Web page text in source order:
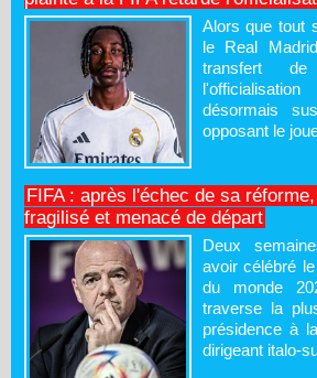
Alors que tout
le Real
transfert
désormais
opposant le
FIFA : après l'échec de sa
fragilisé et menacé de départ
Deux
avoir célébré
du monde
traverse la
présidence à
dirigeant italo-